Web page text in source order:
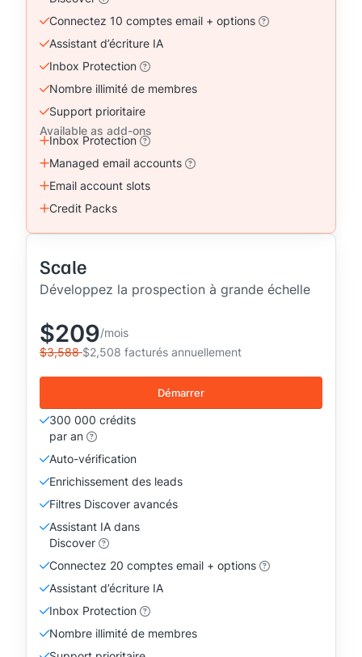
Connectez 10 comptes email + options
Assistant d’écriture IA
Inbox Protection
Nombre illimité de membres
Support prioritaire
Available as add-ons
Inbox Protection
Managed email accounts
Email account slots
Credit Packs
Scale
Développez la prospection à grande échelle
$209/mois
$3,588$2,508 facturés annuellement
Démarrer
300 000 crédits
par an
Auto-vérification
Enrichissement des leads
Filtres Discover avancés
Assistant IA dans
Discover
Connectez 20 comptes email + options
Assistant d’écriture IA
Inbox Protection
Nombre illimité de membres